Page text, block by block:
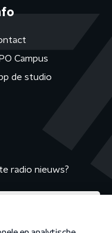
Campus
de studio
radio nieuws?